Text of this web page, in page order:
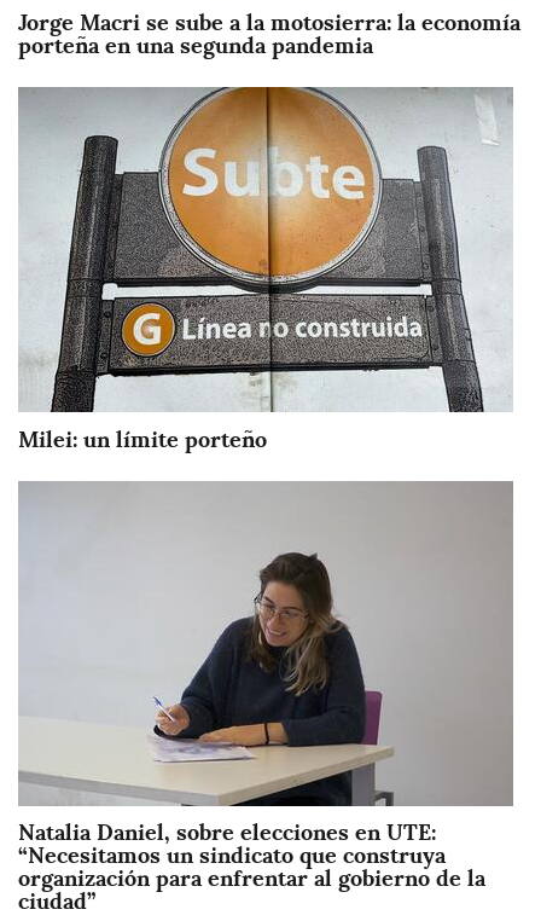
Jorge Macri se sube a la motosierra: la economía
porteña en una segunda pandemia
Milei: un límite porteño
Natalia Daniel, sobre elecciones en UTE:
“Necesitamos un sindicato que construya
organización para enfrentar al gobierno de la
ciudad”